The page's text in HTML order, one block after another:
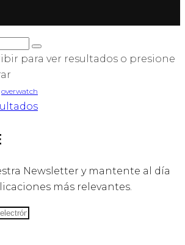
para ver resultados o presione
overwatch
Newsletter y mantente al día
más relevantes.